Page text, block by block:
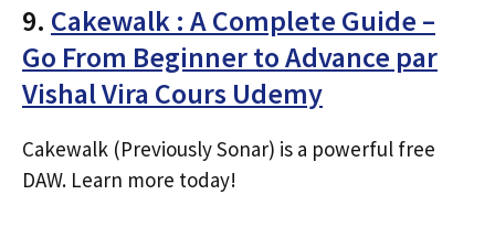
9. Cakewalk : A Complete Guide –
Go From Beginner to Advance par
Vishal Vira Cours Udemy
Cakewalk (Previously Sonar) is a powerful free
DAW. Learn more today!